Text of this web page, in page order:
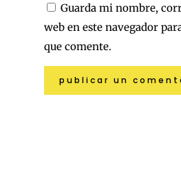
Guarda mi nombre,
web en este navegador
que comente.